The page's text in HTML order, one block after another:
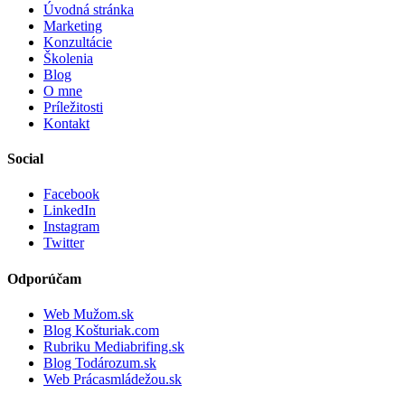
Úvodná stránka
Marketing
Konzultácie
Školenia
Blog
O mne
Príležitosti
Kontakt
Social
Facebook
LinkedIn
Instagram
Twitter
Odporúčam
Web Mužom.sk
Blog Košturiak.com
Rubriku Mediabrifing.sk
Blog Todározum.sk
Web Prácasmládežou.sk